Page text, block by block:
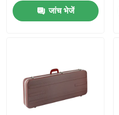
कारखाना भ्रमण
संपर्क करें
जांच भेजें